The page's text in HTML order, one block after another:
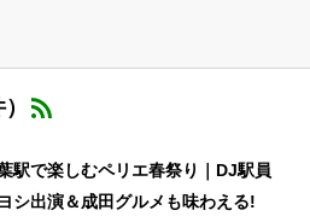
駅で楽しむペリエ春祭り｜DJ駅員
シ出演＆成田グルメも味わえる!